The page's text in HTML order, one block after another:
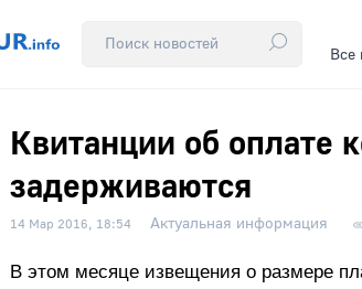
Все
Квитанции об оплате
задерживаются
14 Мар 2016, 18:54 Актуальная информация
В этом месяце извещения о размере